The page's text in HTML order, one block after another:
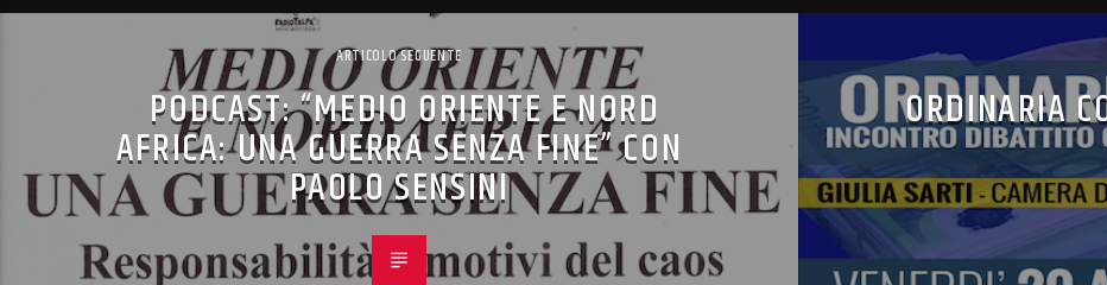
ARTICOLO SEGUENTE
PODCAST: “MEDIO ORIENTE E NORD
AFRICA: UNA GUERRA SENZA FINE” CON
PAOLO SENSINI
ORDINARIA